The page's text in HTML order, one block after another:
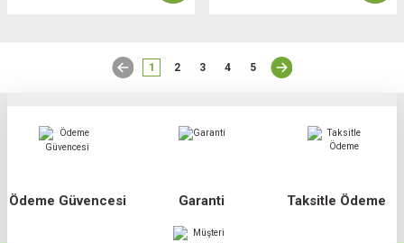
1 2 3 4 5
Ödeme Güvencesi Garanti Taksitle Ödeme